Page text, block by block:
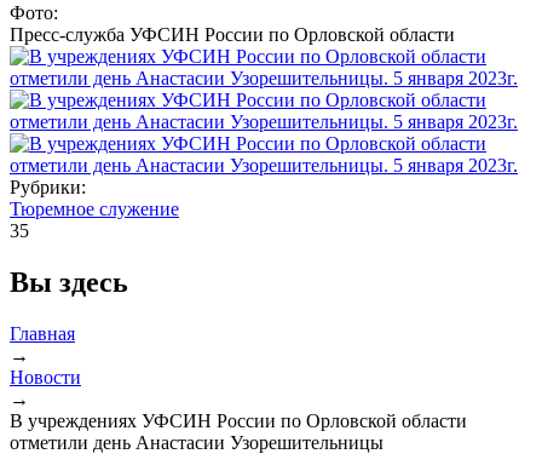
Фото:
Пресс-служба УФСИН России по Орловской области
Рубрики:
Тюремное служение
35
Вы здесь
Главная
→
Новости
→
В учреждениях УФСИН России по Орловской области
отметили день Анастасии Узорешительницы